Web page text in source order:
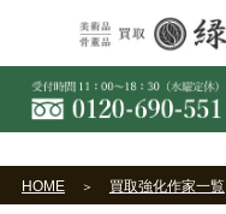
HOME 買取強化作家一覧